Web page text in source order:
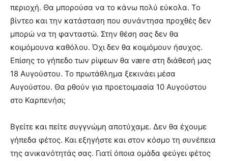
περιοχή. Θα μπορούσα να το κάνω πολύ εύκολα. Το
βίντεο και την κατάσταση που συνάντησα προχθές δεν
μπορώ να τη φανταστώ. Στην θέση σας δεν θα
κοιμόμουνα καθόλου. Όχι δεν θα κοιμόμουν ήσυχος.
Επίσης το γήπεδο των ρίψεων θα være στη διάθεσή μας
18 Αυγούστου. Το πρωτάθλημα ξεκινάει μέσα
Αυγούστου. Θα ρθούν για προετοιμασία 10 Αυγούστου
στο Καρπενήσι;
Βγείτε και πείτε συγγνώμη αποτύχαμε. Δεν θα έχουμε
γήπεδα φέτος. Και εξηγήστε και στον κόσμο τη συνέπεια
της ανικανότητάς σας. Γιατί όποια ομάδα φεύγει φέτος